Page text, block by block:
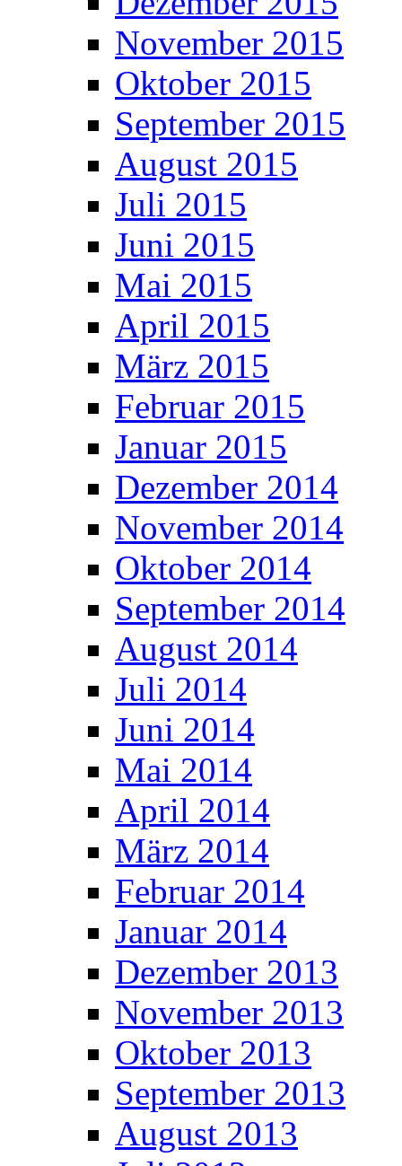
November 2015
Oktober 2015
September 2015
August 2015
Juli 2015
Juni 2015
Mai 2015
April 2015
März 2015
Februar 2015
Januar 2015
Dezember 2014
November 2014
Oktober 2014
September 2014
August 2014
Juli 2014
Juni 2014
Mai 2014
April 2014
März 2014
Februar 2014
Januar 2014
Dezember 2013
November 2013
Oktober 2013
September 2013
August 2013